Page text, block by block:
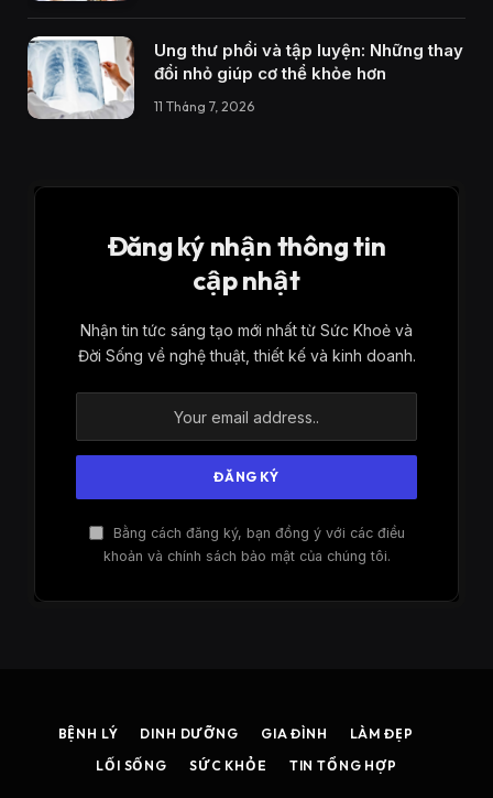
Ung thư phổi và tập luyện: Những thay
đổi nhỏ giúp cơ thể khỏe hơn
11 Tháng 7, 2026
Đăng ký nhận thông tin
cập nhật
Nhận tin tức sáng tạo mới nhất từ ​​Sức Khoẻ và
Đời Sống về nghệ thuật, thiết kế và kinh doanh.
Bằng cách đăng ký, bạn đồng ý với các điều
khoản và chính sách bảo mật của chúng tôi.
BỆNH LÝ DINH DƯỠNG GIA ĐÌNH
LÀM ĐẸP
LỐI SỐNG
SỨC KHỎE TIN TỔNG HỢP